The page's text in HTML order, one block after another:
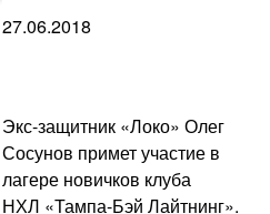
27.06.2018
Экс-защитник «Локо» Олег
Сосунов примет участие в
лагере новичков клуба
НХЛ «Тампа-Бэй Лайтнинг».